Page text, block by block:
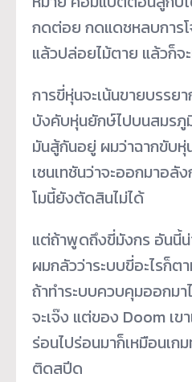
กดต่อย กดแดชหลบการ
แล้วปล่อยไม้ตาย แล้วก็จ
การขี่หุ่นจะเน้นขายบรรยา
บังคับหุ่นยักษ์ไปบนสมร
มันสู้กันอยู่ ผมว่าฉากขับ
เซนเทชันว่าจะออกมาอลั
โมนี้ยังตัดสินไม่ได้
แต่ถ้าพูดถึงขี่มังกร อันนี้น่
ผมกลัวว่าระบบขี่อะไรก็ต
ถ้าทำระบบควบคุมออกม
จะเจ๊ง แต่ของ Doom เ
ร่อนไปร่อนมาก็เหมือนเก
ติดสปีด